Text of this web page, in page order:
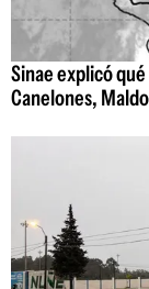
Sinae explicó
Canelones,